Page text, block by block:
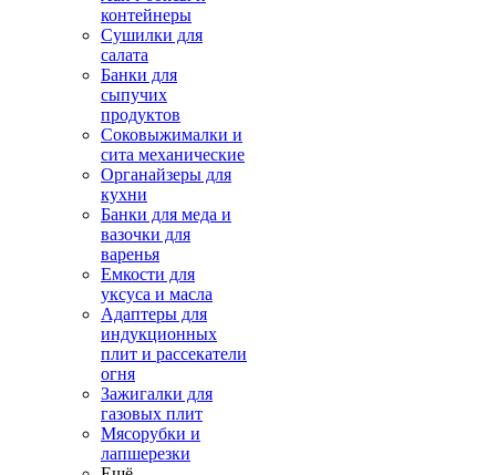
контейнеры
Сушилки для
салата
Банки для
сыпучих
продуктов
Соковыжималки и
сита механические
Органайзеры для
кухни
Банки для меда и
вазочки для
варенья
Емкости для
уксуса и масла
Адаптеры для
индукционных
плит и рассекатели
огня
Зажигалки для
газовых плит
Мясорубки и
лапшерезки